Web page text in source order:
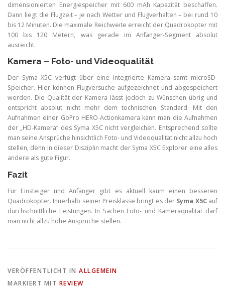
dimensionierten Energiespeicher mit 600 mAh Kapazität beschaffen.
Dann liegt die Flugzeit – je nach Wetter und Flugverhalten – bei rund 10
bis 12 Minuten. Die maximale Reichweite erreicht der Quadrokopter mit
100 bis 120 Metern, was gerade im Anfänger-Segment absolut
ausreicht.
Kamera – Foto- und Videoqualität
Der Syma X5C verfügt über eine integrierte Kamera samt microSD-
Speicher. Hier können Flugversuche aufgezeichnet und abgespeichert
werden. Die Qualität der Kamera lässt jedoch zu Wünschen übrig und
entspricht absolut nicht mehr dem technischen Standard. Mit den
Aufnahmen einer GoPro HERO-Actionkamera kann man die Aufnahmen
der „HD-Kamera“ des Syma X5C nicht vergleichen. Entsprechend sollte
man seine Ansprüche hinsichtlich Foto- und Videoqualität nicht allzu hoch
stellen, denn in dieser Disziplin macht der Syma X5C Explorer eine alles
andere als gute Figur.
Fazit
Für Einsteiger und Anfänger gibt es aktuell kaum einen besseren
Quadrokopter. Innerhalb seiner Preisklasse bringt es der Syma X5C auf
durchschnittliche Leistungen. In Sachen Foto- und Kameraqualität darf
man nicht allzu hohe Ansprüche stellen.
VERÖFFENTLICHT IN ALLGEMEIN
MARKIERT MIT REVIEW